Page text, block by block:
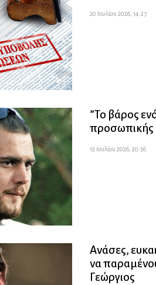
20 Ιουλίου 2026, 14:27
”Το βάρος
προσωπικής
13 Ιουλίου 2026, 20:36
Ανάσες,
να
Γεώργιος